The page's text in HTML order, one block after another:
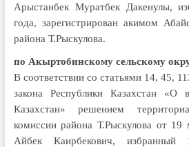
Арыстанбек Муратбек Дакенулы,
года, зарегистрирован акимом
района Т.Рыскулова.
по Акыртобинскому сельскому
В соответствии со статьями 14, 45,
закона Республики Казахстан «О
Казахстан» решением
комиссии района Т.Рыскулова от
Айбек Каирбекович,